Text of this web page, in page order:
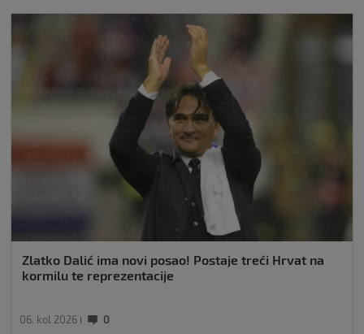
Zlatko Dalić ima novi posao! Postaje treći Hrvat na
kormilu te reprezentacije
06. kol 2026 0